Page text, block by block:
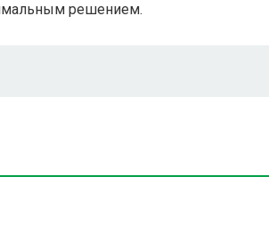
решением.